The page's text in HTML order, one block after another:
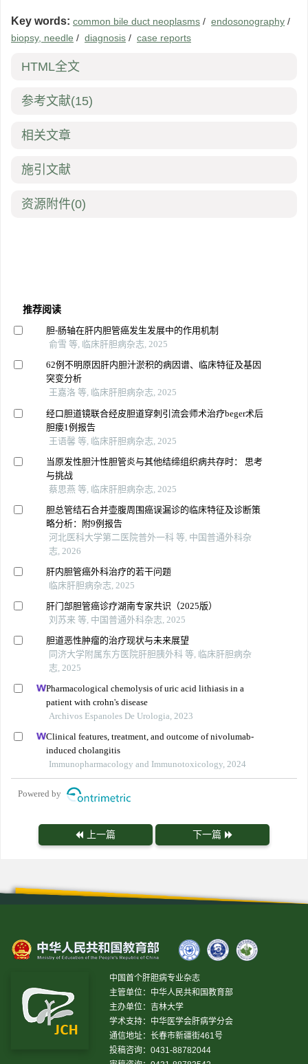
Key words: common bile duct neoplasms / endosonography /
biopsy, needle / diagnosis / case reports
HTML全文
参考文献(15)
相关文章
施引文献
资源附件(0)
推荐阅读
胆-肠轴在肝内胆管癌发生发展中的作用机制
俞雪 等, 临床肝胆病杂志, 2025
62例不明原因肝内胆汁淤积的病因谱、临床特征及基因
突变分析
王嘉洛 等, 临床肝胆病杂志, 2025
经口胆道镜联合经皮胆道穿刺引流会师术治疗beger术后
胆瘘1例报告
王语馨 等, 临床肝胆病杂志, 2025
当原发性胆汁性胆管炎与其他结缔组织病共存时： 思考
与挑战
蔡思燕 等, 临床肝胆病杂志, 2025
胆总管结石合并壶腹周围癌误漏诊的临床特征及诊断策
略分析：附9例报告
河北医科大学第二医院普外一科 等, 中国普通外科杂
志, 2026
肝内胆管癌外科治疗的若干问题
临床肝胆病杂志, 2025
肝门部胆管癌诊疗湖南专家共识（2025版）
刘苏来 等, 中国普通外科杂志, 2025
胆道恶性肿瘤的治疗现状与未来展望
同济大学附属东方医院肝胆胰外科 等, 临床肝胆病杂
志, 2025
Pharmacological chemolysis of uric acid lithiasis in a
patient with crohn's disease
Archivos Espanoles De Urologia, 2023
Clinical features, treatment, and outcome of nivolumab-
induced cholangitis
Immunopharmacology and Immunotoxicology, 2024
Powered by
上一篇 下一篇
中国首个肝胆病专业杂志
主管单位：中华人民共和国教育部
主办单位：吉林大学
学术支持：中华医学会肝病学分会
通信地址：长春市新疆街461号
投稿咨询：0431-88782044